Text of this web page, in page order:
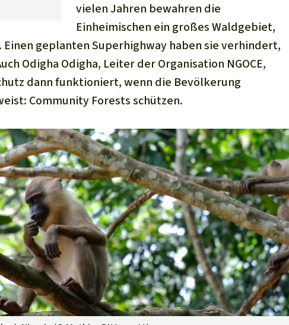
vielen Jahren bewahren die
Einheimischen ein großes Waldgebiet,
Einen geplanten Superhighway haben sie verhindert,
Odigha Odigha, Leiter der Organisation NGOCE,
dann funktioniert, wenn die Bevölkerung
Community Forests schützen.